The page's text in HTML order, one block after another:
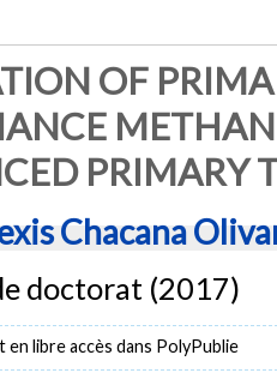
OF
PRIMARY
Chacana
doctorat (2017)
en libre accès dans PolyPublie